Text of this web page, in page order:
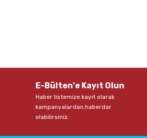
E-Bülten'e Kayıt Olun
Haber listemize kayıt olarak
kampanyalardan,haberdar
olabilirsiniz.